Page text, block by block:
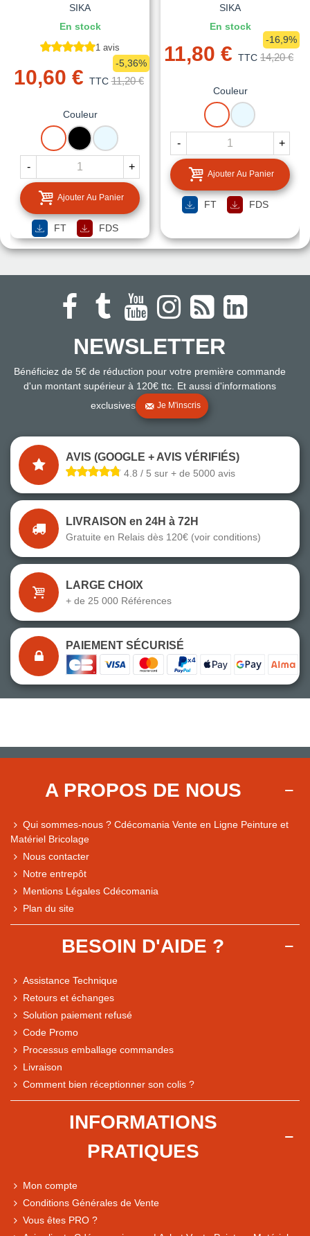
SIKA
En stock
1 avis
10,60 € TTC 11,20 €
-5,36%
Couleur
BLANC NOIR TRANSPARENT
- +
Ajouter Au Panier
FT FDS
SIKA
En stock
11,80 € TTC 14,20 €
-16,9%
Couleur
BLANC
- +
Ajouter Au Panier
FT FDS
Comparaison des performances du magasin
Express, Chez vous, Point relais, Retrait magasin
NEWSLETTER
Bénéficiez de 5€ de réduction pour votre première commande
d'un montant supérieur à 120€ ttc. Et aussi d'informations
exclusives
Je M'inscris
AVIS (GOOGLE + AVIS VÉRIFIÉS)
4.8 / 5 sur + de 5000 avis
LIVRAISON en 24H à 72H
Gratuite en Relais dès 120€ (voir conditions)
LARGE CHOIX
+ de 25 000 Références
PAIEMENT SÉCURISÉ
A PROPOS DE NOUS
Qui sommes-nous ? Cdécomania Vente en Ligne Peinture et
Matériel Bricolage
Nous contacter
Notre entrepôt
Mentions Légales Cdécomania
Plan du site
BESOIN D'AIDE ?
Assistance Technique
Retours et échanges
Solution paiement refusé
Code Promo
Processus emballage commandes
Livraison
Comment bien réceptionner son colis ?
INFORMATIONS
PRATIQUES
Mon compte
Conditions Générales de Vente
Vous êtes PRO ?